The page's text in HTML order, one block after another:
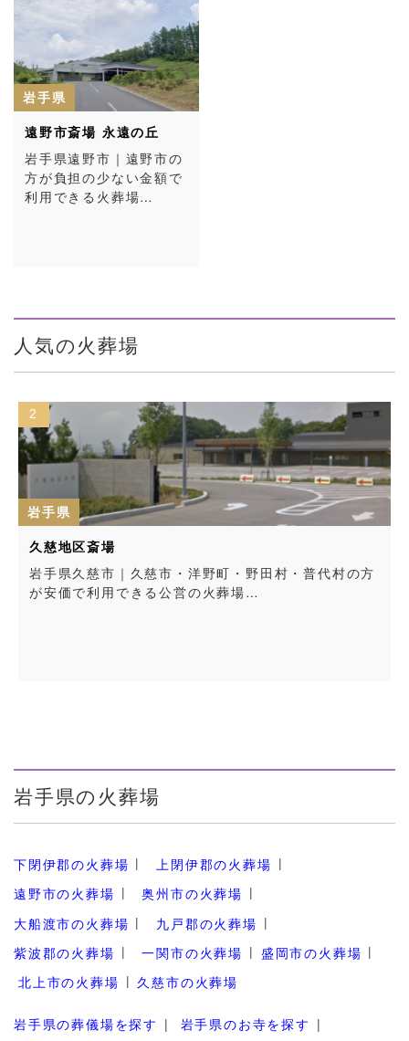
岩手県
遠野市斎場 永遠の丘
岩手県遠野市｜遠野市の
方が負担の少ない金額で
利用できる火葬場…
人気の火葬場
2
岩手県
久慈地区斎場
岩手県久慈市｜久慈市・洋野町・野田村・普代村の方
が安価で利用できる公営の火葬場…
岩手県の火葬場
下閉伊郡の火葬場
上閉伊郡の火葬場
遠野市の火葬場
奥州市の火葬場
大船渡市の火葬場
九戸郡の火葬場
紫波郡の火葬場
一関市の火葬場
盛岡市の火葬場
北上市の火葬場
久慈市の火葬場
岩手県の葬儀場を探す
岩手県のお寺を探す